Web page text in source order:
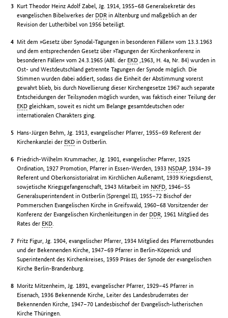
Kurt Theodor Heinz Adolf Zabel, Jg. 1914, 1955–68 Generalsekretär des
evangelischen Bibelwerkes der DDR in Altenburg und maßgeblich an der
Revision der Lutherbibel von 1956 beteiligt.
Mit dem »Gesetz über Synodal-Tagungen in besonderen Fällen« vom 13.3.1963
und dem entsprechenden Gesetz über »Tagungen der Kirchenkonferenz in
besonderen Fällen« vom 24.3.1965 (ABl. der EKD ,1963, H. 4a, Nr. 84) wurden in
Ost- und Westdeutschland getrennte Tagungen der Synode möglich. Die
Stimmen wurden dabei addiert, sodass die Einheit der Abstimmung vorerst
gewahrt blieb, bis durch Novellierung dieser Kirchengesetze 1967 auch separate
Entscheidungen der Teilsynoden möglich wurden, was faktisch einer Teilung der
EKD gleichkam, soweit es nicht um Belange gesamtdeutschen oder
internationalen Charakters ging.
Hans-Jürgen Behm, Jg. 1913, evangelischer Pfarrer, 1955–69 Referent der
Kirchenkanzlei der EKD in Ostberlin.
Friedrich-Wilhelm Krummacher, Jg. 1901, evangelischer Pfarrer, 1925
Ordination, 1927 Promotion, Pfarrer in Essen-Werden, 1933 NSDAP, 1934–39
Referent und Oberkonsistorialrat im Kirchlichen Außenamt, 1939 Kriegsdienst,
sowjetische Kriegsgefangenschaft, 1943 Mitarbeit im NKFD, 1946–55
Generalsuperintendent in Ostberlin (Sprengel II), 1955–72 Bischof der
Pommerschen Evangelischen Kirche in Greifswald, 1960–68 Vorsitzender der
Konferenz der Evangelischen Kirchenleitungen in der DDR, 1961 Mitglied des
Rates der EKD.
Fritz Figur, Jg. 1904, evangelischer Pfarrer, 1934 Mitglied des Pfarrernotbundes
und der Bekennenden Kirche, 1947–69 Pfarrer in Berlin-Köpenick und
Superintendent des Kirchenkreises, 1959 Präses der Synode der evangelischen
Kirche Berlin-Brandenburg.
Moritz Mitzenheim, Jg. 1891, evangelischer Pfarrer, 1929–45 Pfarrer in
Eisenach, 1936 Bekennende Kirche, Leiter des Landesbruderrates der
Bekennenden Kirche, 1947–70 Landesbischof der Evangelisch-lutherischen
Kirche Thüringen.